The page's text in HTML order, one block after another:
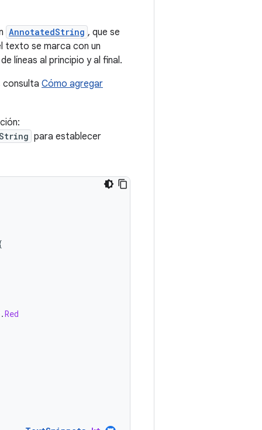
AnnotatedString , que se
texto se marca con un
líneas al principio y al final.
consulta Cómo agregar
para establecer
.Red